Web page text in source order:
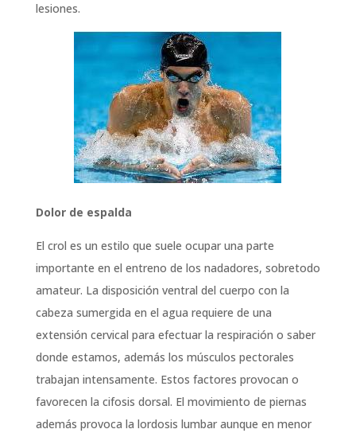
lesiones.
Dolor de espalda
El crol es un estilo que suele ocupar una parte
importante en el entreno de los nadadores, sobretodo
amateur. La disposición ventral del cuerpo con la
cabeza sumergida en el agua requiere de una
extensión cervical para efectuar la respiración o saber
donde estamos, además los músculos pectorales
trabajan intensamente. Estos factores provocan o
favorecen la cifosis dorsal. El movimiento de piernas
además provoca la lordosis lumbar aunque en menor